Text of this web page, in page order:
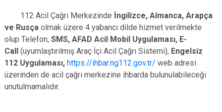
112 Acil Çağrı Merkezinde İngilizce, Almanca, Arapça
ve Rusça olmak üzere 4 yabancı dilde hizmet verilmekte
olup Telefon, SMS, AFAD Acil Mobil Uygulaması, E-
Call (uyumlaştırılmış Araç İçi Acil Çağrı Sistemi), Engelsiz
112 Uygulaması, https://ihbar.ng112.gov.tr/ web adresi
üzerinden de acil çağrı merkezine ihbarda bulunulabileceği
unutulmamalıdır.